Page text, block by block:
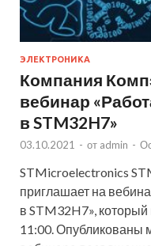
ЭЛЕКТРОНИКА
Компания
вебинар
в STM32H7»
03.10.2021 - от admin -
STMicroelectronics
приглашает на
в STM32H7», который
11:00. Опубликованы